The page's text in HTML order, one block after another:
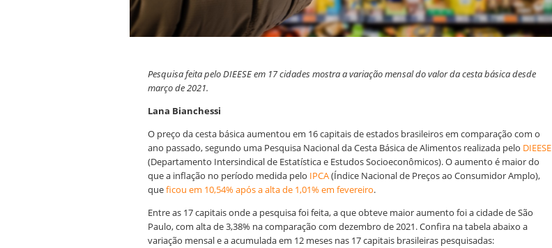
Pesquisa feita pelo DIEESE em 17 cidades mostra a variação mensal do valor da cesta básica desde
março de 2021.
Lana Bianchessi
O preço da cesta básica aumentou em 16 capitais de estados brasileiros em comparação com o
ano passado, segundo uma Pesquisa Nacional da Cesta Básica de Alimentos realizada pelo DIEESE
(Departamento Intersindical de Estatística e Estudos Socioeconômicos). O aumento é maior do
que a inflação no período medida pelo IPCA(Índice Nacional de Preços ao Consumidor Amplo),
queficou em 10,54% após a alta de 1,01% em fevereiro.
Entre as 17 capitais onde a pesquisa foi feita, a que obteve maior aumento foi a cidade de São
Paulo, com alta de 3,38% na comparação com dezembro de 2021. Confira na tabela abaixo a
variação mensal e a acumulada em 12 meses nas 17 capitais brasileiras pesquisadas: